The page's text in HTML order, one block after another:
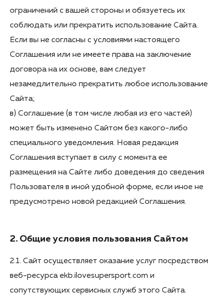
ограничений с вашей стороны и обязуетесь их
соблюдать или прекратить использование Сайта.
Если вы не согласны с условиями настоящего
Соглашения или не имеете права на заключение
договора на их основе, вам следует
незамедлительно прекратить любое использование
Сайта;
в) Соглашение (в том числе любая из его частей)
может быть изменено Сайтом без какого-либо
специального уведомления. Новая редакция
Соглашения вступает в силу с момента ее
размещения на Сайте либо доведения до сведения
Пользователя в иной удобной форме, если иное не
предусмотрено новой редакцией Соглашения.
2. Общие условия пользования Сайтом
2.1. Сайт осуществляет оказание услуг посредством
веб-ресурса ekb.ilovesupersport.com и
сопутствующих сервисных служб этого Сайта.